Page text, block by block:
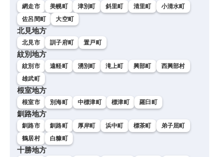
網走市 美幌町 津別町 斜里町 清里町
小清水町
佐呂間町
大空町
北見地方
北見市 訓子府町 置戸町
紋別地方
紋別市 遠軽町 湧別町 滝上町 興部町
西興部村
雄武町
根室地方
根室市 別海町 中標津町 標津町 羅臼町
釧路地方
釧路市 釧路町 厚岸町 浜中町 標茶町
弟子屈町
鶴居村
白糠町
十勝地方